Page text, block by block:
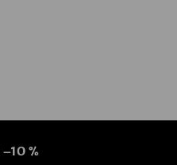
–10 %